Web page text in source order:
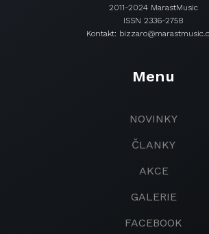
2011-2024 MarastMusic
ISSN 2336-2758
Kontakt:
Menu
NOVINKY
ČLANKY
AKCE
GALERIE
FACEBOOK